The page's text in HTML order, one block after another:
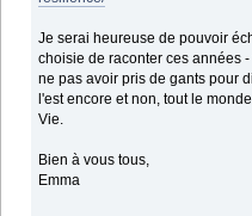
Je serai heureuse de pouvoir
choisie de raconter ces années
ne pas avoir pris de gants pour
l'est encore et non, tout le
Vie.
Bien à vous tous,
Emma